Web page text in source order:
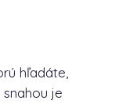
hľadáte,
je